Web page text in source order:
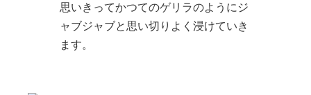
思いきってかつてのゲリラのようにジ
ャブジャブと思い切りよく浸けていき
ます。